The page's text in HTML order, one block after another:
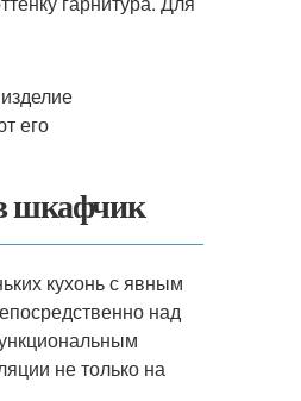
его
шкафчик
кухонь с явным
над
не только на